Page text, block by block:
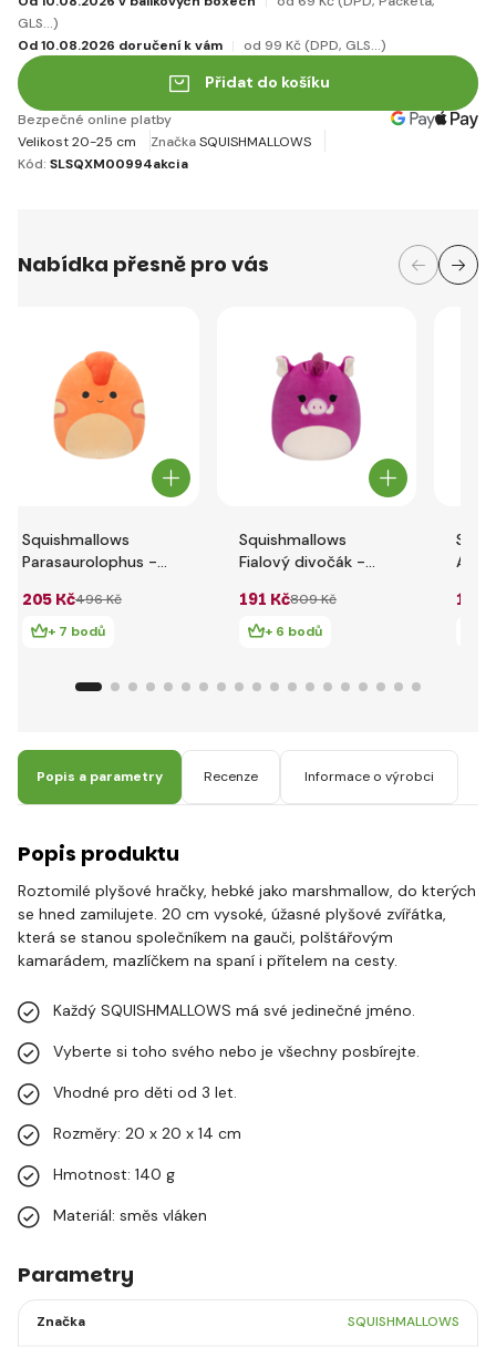
GLS...)
Od 10.08.2026 doručení k vám
od 99 Kč(DPD, GLS...)
Přidat do košíku
Bezpečné online platby
Velikost 20-25 cm
ZnačkaSQUISHMALLOWS
Kód: SLSQXM00994akcia
Nabídka přesně pro vás
Squishmallows
Parasaurolophus -
205 Kč496 Kč
+ 7 bodů
Squishmallows
Fialový divočák -
191 Kč809 Kč
+ 6 bodů
165
Popis a parametry Recenze Informace o výrobci
Popis produktu
Roztomilé plyšové hračky, hebké jako marshmallow, do kterých
se hned zamilujete. 20 cm vysoké, úžasné plyšové zvířátka,
která se stanou společníkem na gauči, polštářovým
kamarádem, mazlíčkem na spaní i přítelem na cesty.
Každý SQUISHMALLOWS má své jedinečné jméno.
Vyberte si toho svého nebo je všechny posbírejte.
Vhodné pro děti od 3 let.
Rozměry: 20 x 20 x 14 cm
Hmotnost: 140 g
Materiál: směs vláken
Parametry
Značka SQUISHMALLOWS